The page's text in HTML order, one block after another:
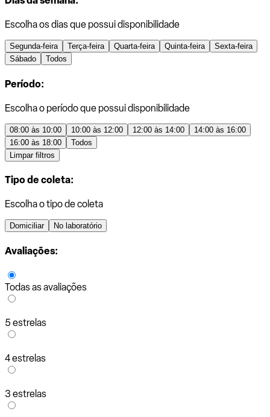
Escolha os dias que possui disponibilidade
Segunda-feira Terça-feira Quarta-feira Quinta-feira
Sexta-feira
Sábado
Todos
Período:
Escolha o período que possui disponibilidade
08:00 às 10:00 10:00 às 12:00 12:00 às 14:00
14:00 às 16:00
16:00 às 18:00
Todos
Limpar filtros
Tipo de coleta:
Escolha o tipo de coleta
Domiciliar No laboratório
Avaliações:
Todas as avaliações
5 estrelas
4 estrelas
3 estrelas